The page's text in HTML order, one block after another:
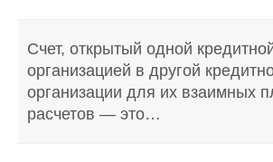
Счет, открытый одной
организацией в другой
организации для их взаимных
расчетов — это…